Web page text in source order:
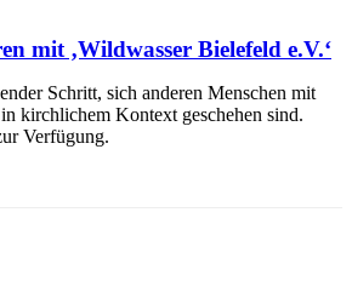
mit ‚Wildwasser Bielefeld e.V.‘
Schritt, sich anderen Menschen mit
kirchlichem Kontext geschehen sind.
Verfügung.